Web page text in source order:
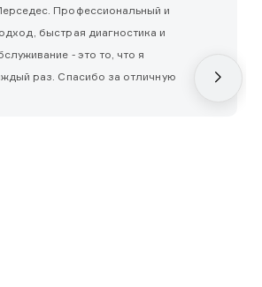
Профессиональный и
быстрая диагностика и
- это то, что я
раз. Спасибо за отличную